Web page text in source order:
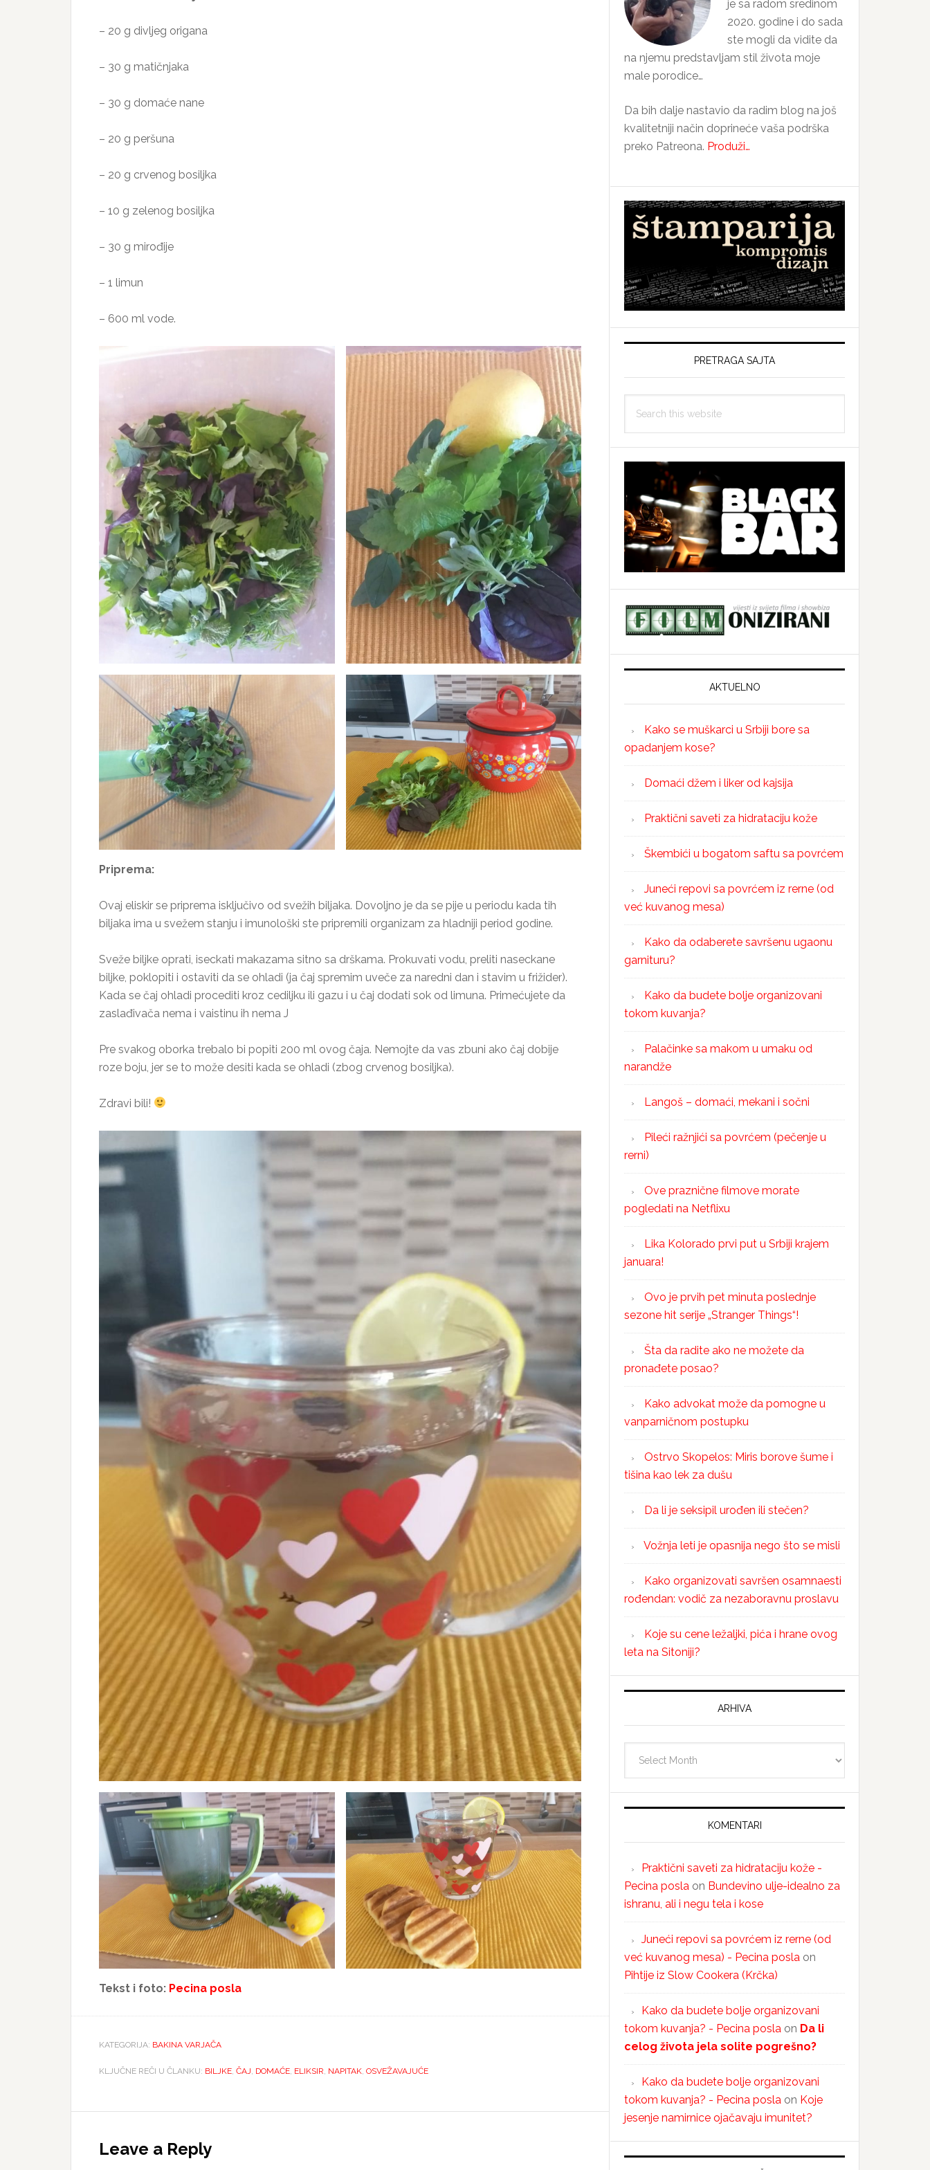
– 20 g divljeg origana
– 30 g matičnjaka
– 30 g domaće nane
– 20 g peršuna
– 20 g crvenog bosiljka
– 10 g zelenog bosiljka
– 30 g mirođije
– 1 limun
– 600 ml vode.
Priprema:
Ovaj eliskir se priprema isključivo od svežih biljaka. Dovoljno je da se pije u periodu kada tih
biljaka ima u svežem stanju i imunološki ste pripremili organizam za hladniji period godine.
Sveže biljke oprati, iseckati makazama sitno sa drškama. Prokuvati vodu, preliti naseckane
biljke, poklopiti i ostaviti da se ohladi (ja čaj spremim uveče za naredni dan i stavim u frižider).
Kada se čaj ohladi procediti kroz cediljku ili gazu i u čaj dodati sok od limuna. Primećujete da
zaslađivača nema i vaistinu ih nema J
Pre svakog oborka trebalo bi popiti 200 ml ovog čaja. Nemojte da vas zbuni ako čaj dobije
roze boju, jer se to može desiti kada se ohladi (zbog crvenog bosiljka).
Zdravi bili!
Tekst i foto: Pecina posla
KATEGORIJA: BAKINA VARJAČA
KLJUČNE REČI U ČLANKU: BILJKE, ČAJ, DOMAĆE, ELIKSIR, NAPITAK, OSVEŽAVAJUĆE
Interactions
Leave a Reply
je sa radom sredinom
2020. godine i do sada
ste mogli da vidite da
na njemu predstavljam stil života moje
male porodice…
Da bih dalje nastavio da radim blog na još
kvalitetniji način doprineće vaša podrška
preko Patreona. Produži…
PRETRAGA SAJTA
this
AKTUELNO
Kako se muškarci u Srbiji bore sa
opadanjem kose?
Domaći džem i liker od kajsija
Praktični saveti za hidrataciju kože
Škembići u bogatom saftu sa povrćem
Juneći repovi sa povrćem iz rerne (od
već kuvanog mesa)
Kako da odaberete savršenu ugaonu
garnituru?
Kako da budete bolje organizovani
tokom kuvanja?
Palačinke sa makom u umaku od
narandže
Langoš – domaći, mekani i sočni
Pileći ražnjići sa povrćem (pečenje u
rerni)
Ove praznične filmove morate
pogledati na Netflixu
Lika Kolorado prvi put u Srbiji krajem
januara!
Ovo je prvih pet minuta poslednje
sezone hit serije „Stranger Things“!
Šta da radite ako ne možete da
pronađete posao?
Kako advokat može da pomogne u
vanparničnom postupku
Ostrvo Skopelos: Miris borove šume i
tišina kao lek za dušu
Da li je seksipil urođen ili stečen?
Vožnja leti je opasnija nego što se misli
Kako organizovati savršen osamnaesti
rođendan: vodič za nezaboravnu proslavu
Koje su cene ležaljki, pića i hrane ovog
leta na Sitoniji?
ARHIVA
KOMENTARI
Praktični saveti za hidrataciju kože -
Pecina posla on Bundevino ulje-idealno za
ishranu, ali i negu tela i kose
Juneći repovi sa povrćem iz rerne (od
već kuvanog mesa) - Pecina posla on
Pihtije iz Slow Cookera (Krčka)
Kako da budete bolje organizovani
tokom kuvanja? - Pecina posla on Da li
celog života jela solite pogrešno?
Kako da budete bolje organizovani
tokom kuvanja? - Pecina posla on Koje
jesenje namirnice ojačavaju imunitet?